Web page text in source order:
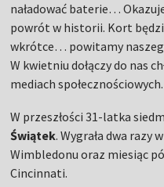
naładować baterie…
powrót w historii. Kort
wkrótce… powitamy
W kwietniu dołączy do nas
mediach społecznościowych.
W przeszłości 31-latka
Świątek. Wygrała dwa razy
Wimbledonu oraz miesiąc
Cincinnati.